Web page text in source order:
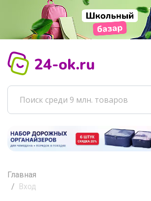
Главная
Вход